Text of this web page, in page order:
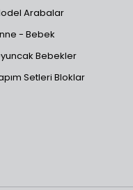
Arabalar
- Bebek
Bebekler
Setleri Bloklar